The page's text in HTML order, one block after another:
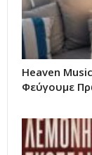
Heaven
Φεύγουμε